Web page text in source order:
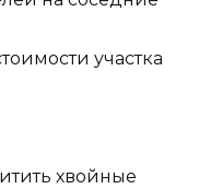
участка
хвойные